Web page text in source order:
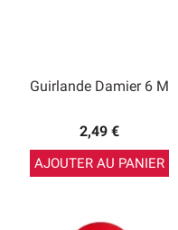
Guirlande Damier 6 M
2,49 €
AJOUTER AU PANIER